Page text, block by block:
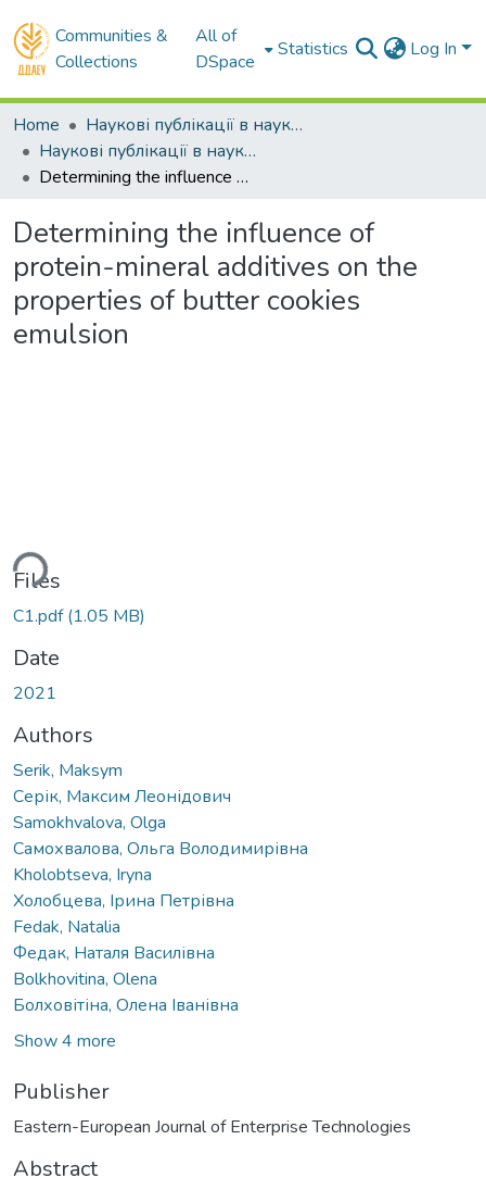
Communities &
Collections
All of
DSpace
Statistics Log In
Home
Наукові публікації в наукометричних базах Scopus та Web of Science
Наукові публікації в наукометричній базі Scopus
Determining the influence of protein-mineral additives on the properties of butter cookies emulsion
Determining the influence of
protein-mineral additives on the
properties of butter cookies
emulsion
Files
С1.pdf(1.05 MB)
Date
2021
Authors
Serik, Maksym
Серік, Максим Леонідович
Samokhvalova, Olga
Самохвалова, Ольга Володимирівна
Kholobtseva, Iryna
Холобцева, Ірина Петрівна
Fedak, Natalia
Федак, Наталя Василівна
Bolkhovitina, Olena
Болховітіна, Олена Іванівна
Show 4 more
Publisher
Eastern-European Journal of Enterprise Technologies
Abstract